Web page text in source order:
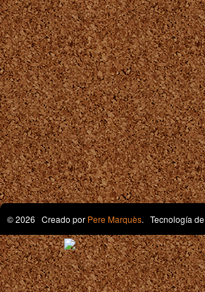
© 2026 Creado por Pere Marquès. Tecnología de